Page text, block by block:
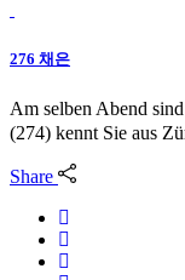
276 채은
Am selben Abend
(274) kennt Sie aus
Share